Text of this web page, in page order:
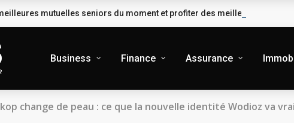
mutuelles seniors du moment et profiter des meilleures garanties
Business Finance Assurance
change de peau : ce que la nouvelle identité Wodioz va